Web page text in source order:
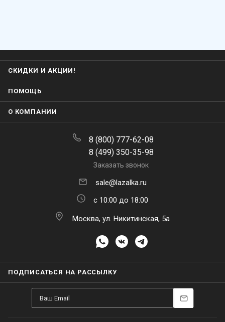
В КОРЗИНУ
СКИДКИ И АКЦИИ!
ПОМОЩЬ
О КОМПАНИИ
8 (800) 777-62-08
8 (499) 350-35-98
Заказать звонок
sale@lazalka.ru
с 10:00 до 18:00
Москва, ул. Никитинская, 5а
ПОДПИСАТЬСЯ НА РАССЫЛКУ
Находясь наlazalka.ru, вы принимаетеполитику конфиденциальности
даете согласие на обработку ваших ПДн, включая их передачу.